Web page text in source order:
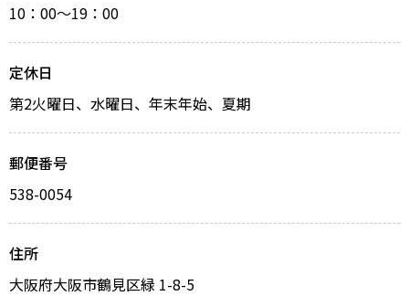
10：00～19：00
定休日
第2火曜日、水曜日、年末年始、夏期
郵便番号
538-0054
住所
大阪府大阪市鶴見区緑 1-8-5